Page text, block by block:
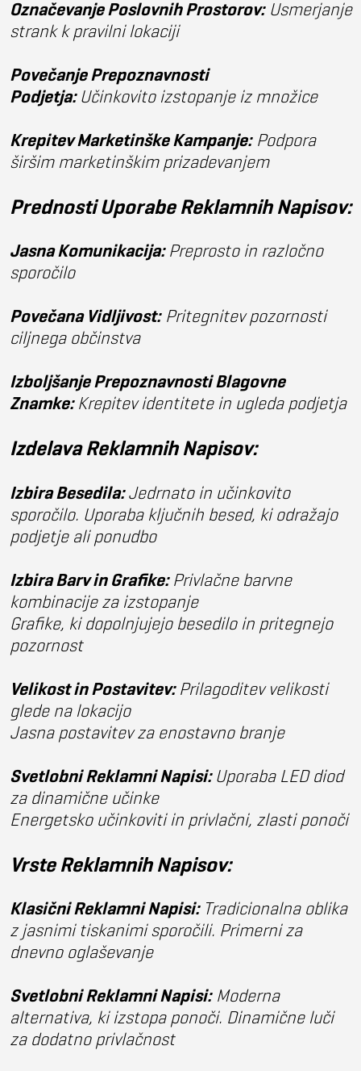
Označevanje Poslovnih Prostorov:Usmerjanje
strank k pravilni lokaciji
Povečanje Prepoznavnosti
Podjetja:Učinkovito izstopanje iz množice
Krepitev Marketinške Kampanje:Podpora
širšim marketinškim prizadevanjem
Prednosti Uporabe Reklamnih Napisov:
Jasna Komunikacija:Preprosto in razločno
sporočilo
Povečana Vidljivost:Pritegnitev pozornosti
ciljnega občinstva
Izboljšanje Prepoznavnosti Blagovne
Znamke:Krepitev identitete in ugleda podjetja
Izdelava Reklamnih Napisov:
Izbira Besedila:Jedrnato in učinkovito
sporočilo. Uporaba ključnih besed, ki odražajo
podjetje ali ponudbo
Izbira Barv in Grafike:Privlačne barvne
kombinacije za izstopanje
Grafike, ki dopolnjujejo besedilo in pritegnejo
pozornost
Velikost in Postavitev:Prilagoditev velikosti
glede na lokacijo
Jasna postavitev za enostavno branje
Svetlobni Reklamni Napisi:Uporaba LED diod
za dinamične učinke
Energetsko učinkoviti in privlačni, zlasti ponoči
Vrste Reklamnih Napisov:
Klasični Reklamni Napisi: Tradicionalna oblika
z jasnimi tiskanimi sporočili. Primerni za
dnevno oglaševanje
Svetlobni Reklamni Napisi:Moderna
alternativa, ki izstopa ponoči. Dinamične luči
za dodatno privlačnost